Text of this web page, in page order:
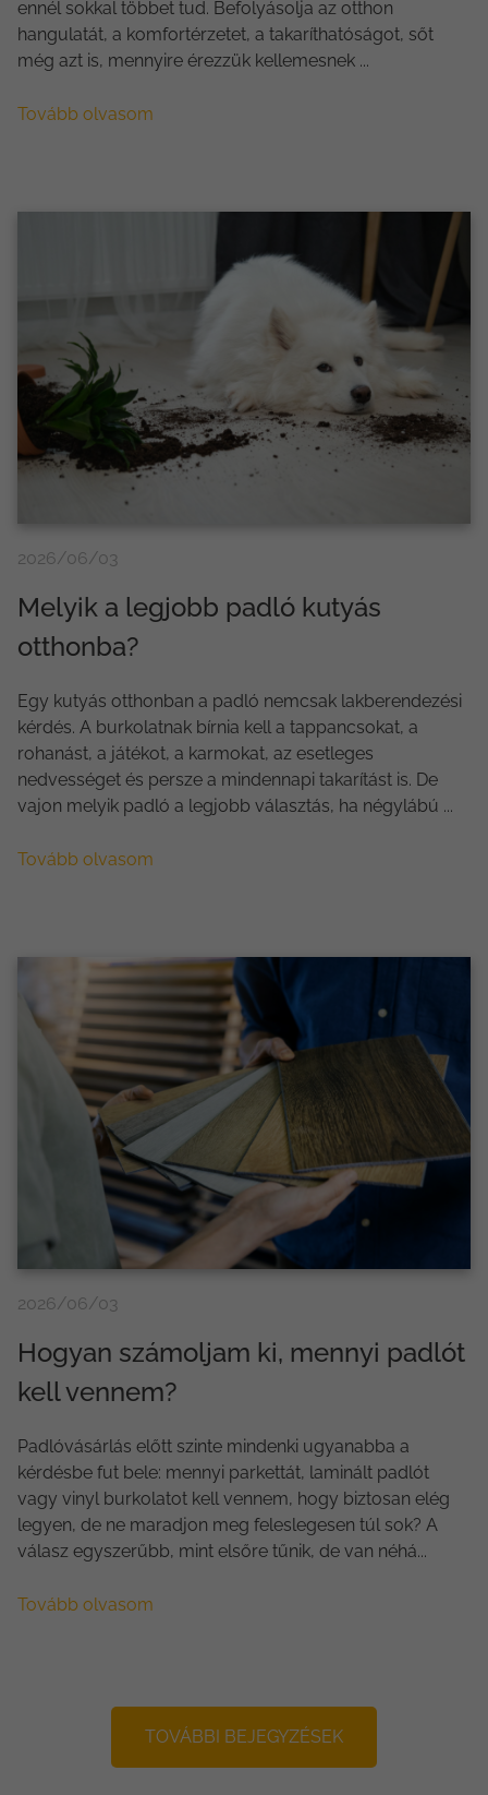
ennél sokkal többet tud. Befolyásolja az otthon
hangulatát, a komfortérzetet, a takaríthatóságot, sőt
még azt is, mennyire érezzük kellemesnek ...
Tovább olvasom
2026/06/03
Melyik a legjobb padló kutyás
otthonba?
Egy kutyás otthonban a padló nemcsak lakberendezési
kérdés. A burkolatnak bírnia kell a tappancsokat, a
rohanást, a játékot, a karmokat, az esetleges
nedvességet és persze a mindennapi takarítást is. De
vajon melyik padló a legjobb választás, ha négylábú ...
Tovább olvasom
2026/06/03
Hogyan számoljam ki, mennyi padlót
kell vennem?
Padlóvásárlás előtt szinte mindenki ugyanabba a
kérdésbe fut bele: mennyi parkettát, laminált padlót
vagy vinyl burkolatot kell vennem, hogy biztosan elég
legyen, de ne maradjon meg feleslegesen túl sok? A
válasz egyszerűbb, mint elsőre tűnik, de van néhá...
Tovább olvasom
TOVÁBBI BEJEGYZÉSEK